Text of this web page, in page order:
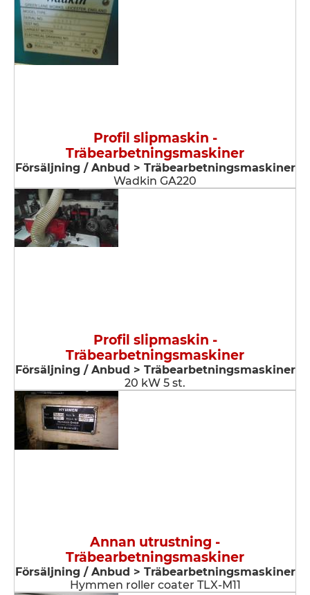
Profil slipmaskin -
Träbearbetningsmaskiner
Försäljning / Anbud > Träbearbetningsmaskiner
Wadkin GA220
Profil slipmaskin -
Träbearbetningsmaskiner
Försäljning / Anbud > Träbearbetningsmaskiner
20 kW 5 st.
Annan utrustning -
Träbearbetningsmaskiner
Försäljning / Anbud > Träbearbetningsmaskiner
Hymmen roller coater TLX-M11